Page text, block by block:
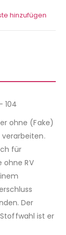
hinzufügen
104
ohne (Fake)
für
RV
Der
ist er